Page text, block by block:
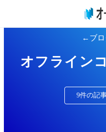
ブ
オフライン
9件の記